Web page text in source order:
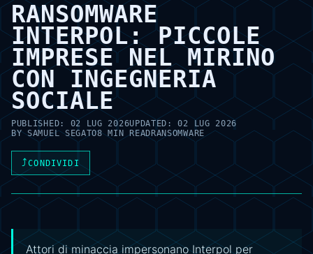
RANSOMWARE
INTERPOL: PICCOLE
IMPRESE NEL MIRINO
CON INGEGNERIA
SOCIALE
PUBLISHED: 02 LUG 2026UPDATED:02 LUG 2026
BYSAMUEL SEGATO8 MIN READ RANSOMWARE
⤴CONDIVIDI
Attori di minaccia impersonano Interpol per